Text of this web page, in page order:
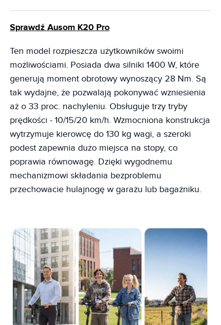
Sprawdź Ausom K20 Pro
Ten model rozpieszcza użytkowników swoimi
możliwościami. Posiada dwa silniki 1400 W, które
generują moment obrotowy wynoszący 28 Nm. Są
tak wydajne, że pozwalają pokonywać wzniesienia
aż o 33 proc. nachyleniu. Obsługuje trzy tryby
prędkości - 10/15/20 km/h. Wzmocniona konstrukcja
wytrzymuje kierowcę do 130 kg wagi, a szeroki
podest zapewnia dużo miejsca na stopy, co
poprawia równowagę. Dzięki wygodnemu
mechanizmowi składania bezproblemu
przechowacie hulajnogę w garażu lub bagażniku.